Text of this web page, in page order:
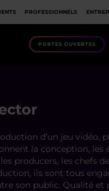
PROFESSIONNELS
PORTES OUVERTES
d’un jeu vidéo,
la conception, les
producers, les chefs
ils sont tous
son public. Qualité et